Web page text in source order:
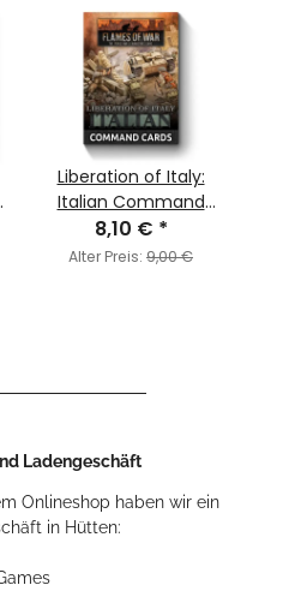
Liberation of Italy:
Italian Command
Cards (Axis & Allied)
8,10 € *
Alter Preis: 9,00 €
Ladengeschäft
Onlineshop haben wir ein
in Hütten: